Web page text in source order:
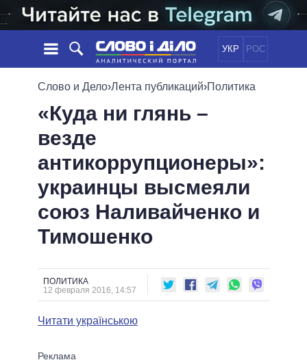
УКР РОС
НОВОСТИ
ЛЕНТА
СОБЫТИЯ
СТАТЬИ
ОБЗОРЫ
ДАЙДЖЕСТЫ
ПОЛИТИКА
ОБЩЕСТВО
МИР
ОБЕЩАНИЯ
ВСЕ ПОЛИТИКИ
ПРЕЗИДЕНТ И ОФИС
ВЕРХОВНАЯ РАДА
КАБИНЕТ МИНИСТРОВ
МЭРЫ
ВСЕ ПЕРСОНЫ
ИНФОГРАФИКА
ВИДЕО
ПОДДЕРЖАТЬ
СРАВНЕНИЕ ПОЛИТИКОВ
Слово и Дело›Лента публикаций›Политика
«Куда ни глянь –
везде
антикоррупционеры»:
украинцы высмеяли
союз Наливайченко и
Тимошенко
ПОЛИТИКА
12 февраля 2016, 14:57
Читати українською